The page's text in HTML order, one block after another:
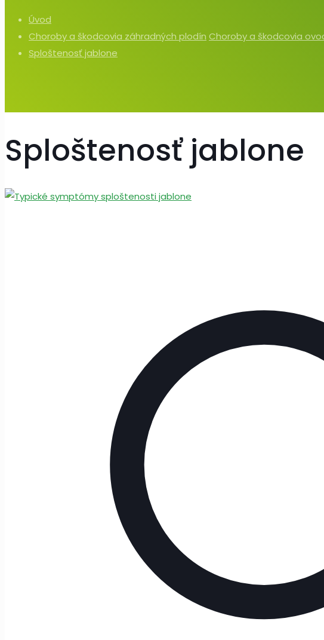
Úvod
Choroby a škodcovia záhradných plodín Choroby a škodcovia
Sploštenosť jablone
Sploštenosť jablone